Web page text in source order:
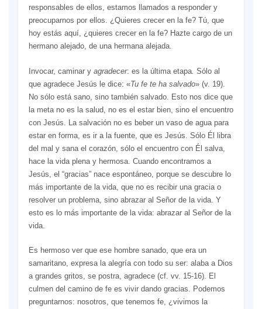
responsables de ellos, estamos llamados a responder y
preocuparnos por ellos. ¿Quieres crecer en la fe? Tú, que
hoy estás aquí, ¿quieres crecer en la fe? Hazte cargo de un
hermano alejado, de una hermana alejada.
Invocar, caminar y agradecer: es la última etapa. Sólo al
que agradece Jesús le dice: «Tu fe te ha salvado» (v. 19).
No sólo está sano, sino también salvado. Esto nos dice que
la meta no es la salud, no es el estar bien, sino el encuentro
con Jesús. La salvación no es beber un vaso de agua para
estar en forma, es ir a la fuente, que es Jesús. Sólo Él libra
del mal y sana el corazón, sólo el encuentro con Él salva,
hace la vida plena y hermosa. Cuando encontramos a
Jesús, el “gracias” nace espontáneo, porque se descubre lo
más importante de la vida, que no es recibir una gracia o
resolver un problema, sino abrazar al Señor de la vida. Y
esto es lo más importante de la vida: abrazar al Señor de la
vida.
Es hermoso ver que ese hombre sanado, que era un
samaritano, expresa la alegría con todo su ser: alaba a Dios
a grandes gritos, se postra, agradece (cf. vv. 15-16). El
culmen del camino de fe es vivir dando gracias. Podemos
preguntarnos: nosotros, que tenemos fe, ¿vivimos la